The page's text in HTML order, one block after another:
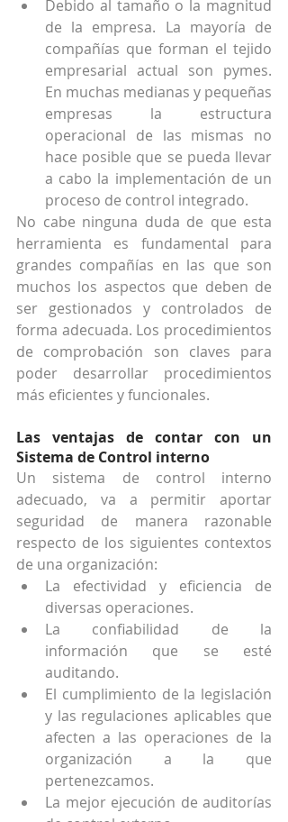
Debido al tamaño o la magnitud
de la empresa. La mayoría de
compañías que forman el tejido
empresarial actual son pymes.
En muchas medianas y pequeñas
empresas la estructura
operacional de las mismas no
hace posible que se pueda llevar
a cabo la implementación de un
proceso de control integrado.
No cabe ninguna duda de que esta
herramienta es fundamental para
grandes compañías en las que son
muchos los aspectos que deben de
ser gestionados y controlados de
forma adecuada. Los procedimientos
de comprobación son claves para
poder desarrollar procedimientos
más eficientes y funcionales.
Las ventajas de contar con un
Sistema de Control interno
Un sistema de control interno
adecuado, va a permitir aportar
seguridad de manera razonable
respecto de los siguientes contextos
de una organización:
La efectividad y eficiencia de
diversas operaciones.
La confiabilidad de la
información que se esté
auditando.
El cumplimiento de la legislación
y las regulaciones aplicables que
afecten a las operaciones de la
organización a la que
pertenezcamos.
La mejor ejecución de auditorías